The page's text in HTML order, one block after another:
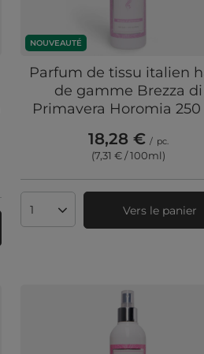
NOUVEAUTÉ
Parfum de tissu italien
de gamme Brezza di
Primavera Horomia
18,28 € / pc.
(7,31 € / 100ml)
Quantité de produitsVers le panier